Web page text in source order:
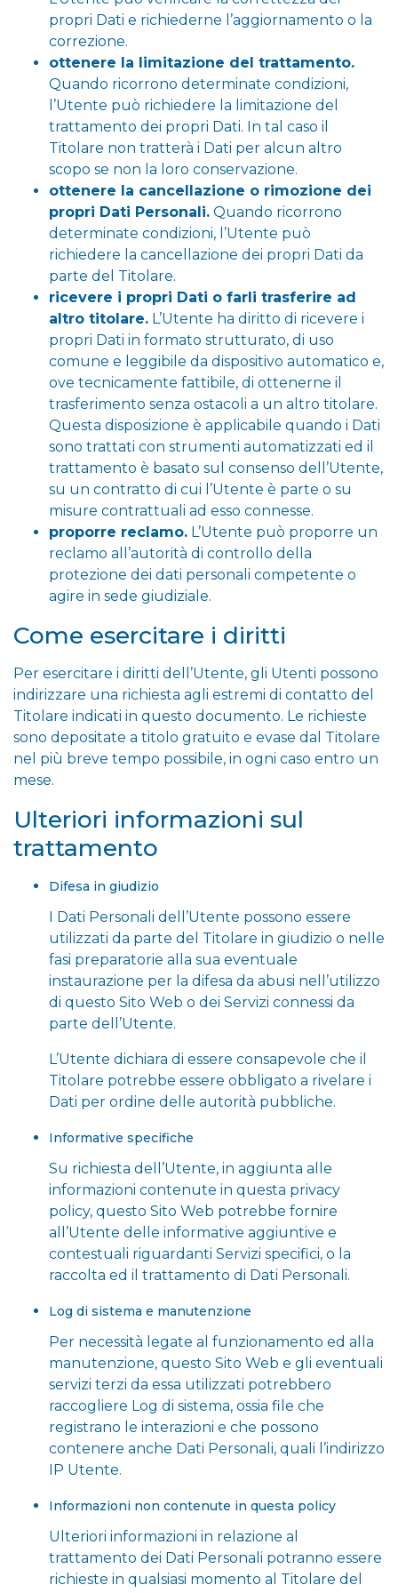
propri Dati e richiederne l’aggiornamento o la
correzione.
ottenere la limitazione del trattamento.
Quando ricorrono determinate condizioni,
l’Utente può richiedere la limitazione del
trattamento dei propri Dati. In tal caso il
Titolare non tratterà i Dati per alcun altro
scopo se non la loro conservazione.
ottenere la cancellazione o rimozione dei
propri Dati Personali. Quando ricorrono
determinate condizioni, l’Utente può
richiedere la cancellazione dei propri Dati da
parte del Titolare.
ricevere i propri Dati o farli trasferire ad
altro titolare. L’Utente ha diritto di ricevere i
propri Dati in formato strutturato, di uso
comune e leggibile da dispositivo automatico e,
ove tecnicamente fattibile, di ottenerne il
trasferimento senza ostacoli a un altro titolare.
Questa disposizione è applicabile quando i Dati
sono trattati con strumenti automatizzati ed il
trattamento è basato sul consenso dell’Utente,
su un contratto di cui l’Utente è parte o su
misure contrattuali ad esso connesse.
proporre reclamo. L’Utente può proporre un
reclamo all’autorità di controllo della
protezione dei dati personali competente o
agire in sede giudiziale.
Come esercitare i diritti
Per esercitare i diritti dell’Utente, gli Utenti possono
indirizzare una richiesta agli estremi di contatto del
Titolare indicati in questo documento. Le richieste
sono depositate a titolo gratuito e evase dal Titolare
nel più breve tempo possibile, in ogni caso entro un
mese.
Ulteriori informazioni sul
trattamento
Difesa in giudizio
I Dati Personali dell’Utente possono essere
utilizzati da parte del Titolare in giudizio o nelle
fasi preparatorie alla sua eventuale
instaurazione per la difesa da abusi nell’utilizzo
di questo Sito Web o dei Servizi connessi da
parte dell’Utente.
L’Utente dichiara di essere consapevole che il
Titolare potrebbe essere obbligato a rivelare i
Dati per ordine delle autorità pubbliche.
Informative specifiche
Su richiesta dell’Utente, in aggiunta alle
informazioni contenute in questa privacy
policy, questo Sito Web potrebbe fornire
all’Utente delle informative aggiuntive e
contestuali riguardanti Servizi specifici, o la
raccolta ed il trattamento di Dati Personali.
Log di sistema e manutenzione
Per necessità legate al funzionamento ed alla
manutenzione, questo Sito Web e gli eventuali
servizi terzi da essa utilizzati potrebbero
raccogliere Log di sistema, ossia file che
registrano le interazioni e che possono
contenere anche Dati Personali, quali l’indirizzo
IP Utente.
Informazioni non contenute in questa policy
Ulteriori informazioni in relazione al
trattamento dei Dati Personali potranno essere
richieste in qualsiasi momento al Titolare del